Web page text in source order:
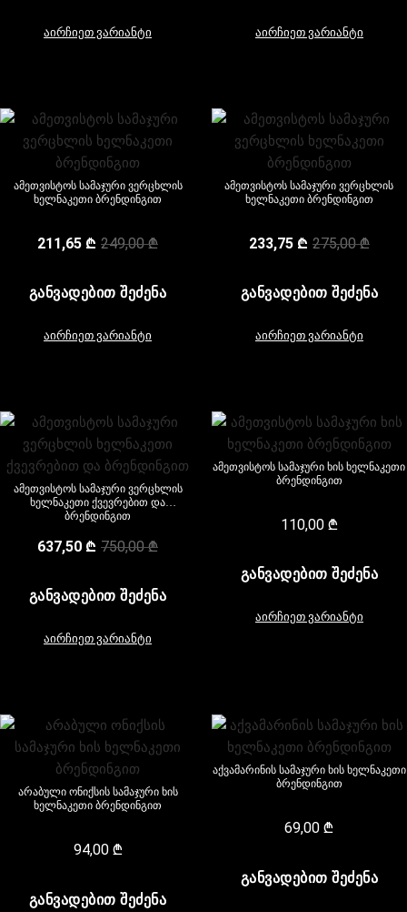
აირჩიეთ ვარიანტი აირჩიეთ ვარიანტი
ამეთვისტოს სამაჯური ვერცხლის
ხელნაკეთი ბრენდინგით
249,00₾
211,65 ₾
ᲒᲐᲜᲕᲐᲓᲔᲑᲘᲗ ᲨᲔᲫᲔᲜᲐ
აირჩიეთ ვარიანტი
ამეთვისტოს სამაჯური ვერცხლის
ხელნაკეთი ბრენდინგით
275,00₾
233,75 ₾
ᲒᲐᲜᲕᲐᲓᲔᲑᲘᲗ ᲨᲔᲫᲔᲜᲐ
აირჩიეთ ვარიანტი
ამეთვისტოს სამაჯური ვერცხლის
ხელნაკეთი ქვევრებით და
ბრენდინგით
750,00₾
637,50 ₾
ᲒᲐᲜᲕᲐᲓᲔᲑᲘᲗ ᲨᲔᲫᲔᲜᲐ
აირჩიეთ ვარიანტი
ამეთვისტოს სამაჯური ხის ხელნაკეთი
ბრენდინგით
110,00 ₾
ᲒᲐᲜᲕᲐᲓᲔᲑᲘᲗ ᲨᲔᲫᲔᲜᲐ
აირჩიეთ ვარიანტი
არაბული ონიქსის სამაჯური ხის
ხელნაკეთი ბრენდინგით
94,00 ₾
ᲒᲐᲜᲕᲐᲓᲔᲑᲘᲗ ᲨᲔᲫᲔᲜᲐ
აქვამარინის სამაჯური ხის ხელნაკეთი
ბრენდინგით
69,00₾
ᲒᲐᲜᲕᲐᲓᲔᲑᲘᲗ ᲨᲔᲫᲔᲜᲐ